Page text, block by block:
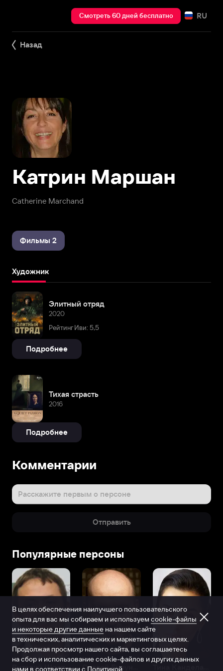
Смотреть 60 дней бесплатно RU
Назад
Catherine Marchand
Катрин Маршан
Фильмы 2
Художник
Элитный отряд
2020
Рейтинг Иви: 5,5
Подробнее
Тихая страсть
2016
Подробнее
Комментарии
Расскажите первым о персоне
Отправить
Популярные персоны
Виталий Шляппо
В целях обеспечения наилучшего пользовательского
опыта для вас мы собираем и используем cookie-файлы
и некоторые другие данные на нашем сайте
в технических, аналитических и маркетинговых целях.
Продолжая просмотр нашего сайта, вы соглашаетесь
на сбор и использование cookie-файлов и других данных
нами в соответствии с Политикой